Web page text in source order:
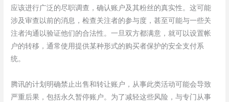
应该进行广泛的尽职调查，确认账户及其粉丝的真实性。这可能
涉及审查以前的消息，检查关注者的参与度，甚至可能与一些关
注者沟通以验证他们的合法性。一旦双方都满意，就可以设置帐
户的转移，通常使用提供某种形式的购买者保护的安全支付系
统。
腾讯的计划明确禁止出售和转让账户，从事此类活动可能会导致
严重后果，包括永久暂停账户。为了减轻这些风险，与专门从事